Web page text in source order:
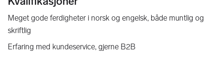
Meget gode ferdigheter i norsk og engelsk, både muntlig og
skriftlig
Erfaring med kundeservice, gjerne B2B